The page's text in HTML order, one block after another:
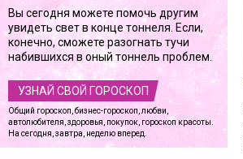
Вы сегодня можете помочь другим
увидеть свет в конце тоннеля. Если,
конечно, сможете разогнать тучи
набившихся в оный тоннель проблем.
УЗНАЙ СВОЙ ГОРОСКОП
Общий гороскоп, бизнес-гороскоп, любви,
автолюбителя, здоровья, покупок, гороскоп красоты.
На сегодня, завтра, неделю вперед.